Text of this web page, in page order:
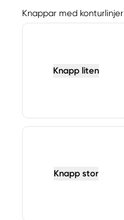
Knappar med konturlinjer
Knapp liten
Knapp stor